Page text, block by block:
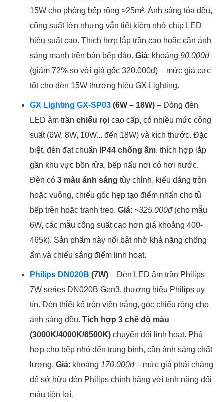
15W cho phòng bếp rộng >25m². Ánh sáng tỏa đều,
công suất lớn nhưng vẫn tiết kiệm nhờ chip LED
hiệu suất cao. Thích hợp lắp trần cao hoặc cần ánh
sáng mạnh trên bàn bếp đảo. Giá: khoảng 90.000đ
(giảm 72% so với giá gốc 320.000đ) – mức giá cực
tốt cho đèn 15W thương hiệu GX Lighting.
GX Lighting GX-SP03 (6W – 18W) – Dòng đèn
LED âm trần chiếu rọi cao cấp, có nhiều mức công
suất (6W, 8W, 10W... đến 18W) và kích thước. Đặc
biệt, đèn đạt chuẩn
IP44 chống ẩm, thích hợp lắp
gần khu vực bồn rửa, bếp nấu nơi có hơi nước.
Đèn có 3 màu ánh sáng tùy chỉnh, kiểu dáng tròn
hoặc vuông, chiếu góc hẹp tạo điểm nhấn cho tủ
bếp trên hoặc tranh treo. Giá: ~325.000đ(cho mẫu
6W, các mẫu công suất cao hơn giá khoảng 400-
465k). Sản phẩm này nổi bật nhờ khả năng chống
ẩm và chiếu sáng điểm linh hoạt.
Philips DN020B (7W) – Đèn LED âm trần Philips
7W series DN020B Gen3, thương hiệu Philips uy
tín. Đèn thiết kế tròn viền trắng, góc chiếu rộng cho
ánh sáng đều. Tích hợp 3 chế độ màu
(3000K/4000K/6500K) chuyển đổi linh hoạt. Phù
hợp cho bếp nhỏ đến trung bình, cần ánh sáng chất
lượng. Giá: khoảng 170.000đ– mức giá phải chăng
để sở hữu đèn Philips chính hãng với tính năng đổi
màu tiện lợi.